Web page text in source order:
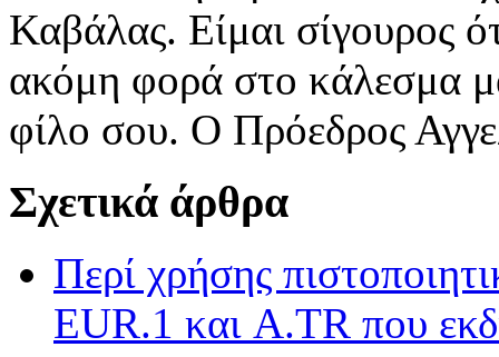
Καβάλας. Είμαι σίγουρος
ακόμη φορά στο κάλεσμα
φίλο σου. Ο Πρόεδρος
Σχετικά άρθρα
Περί χρήσης
EUR.1 και A.TR που